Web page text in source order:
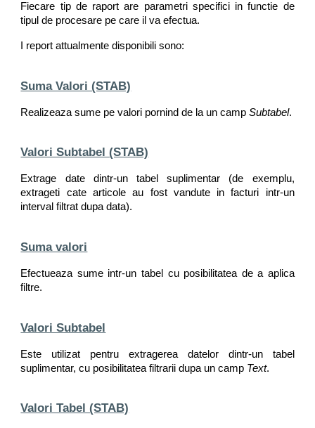
Fiecare tip de raport are parametri specifici in functie de
tipul de procesare pe care il va efectua.
I report attualmente disponibili sono:
Suma Valori (STAB)
Realizeaza sume pe valori pornind de la un campSubtabel.
Valori Subtabel (STAB)
Extrage date dintr-un tabel suplimentar (de exemplu,
extrageti cate articole au fost vandute in facturi intr-un
interval filtrat dupa data).
Suma valori
Efectueaza sume intr-un tabel cu posibilitatea de a aplica
filtre.
Valori Subtabel
Este utilizat pentru extragerea datelor dintr-un tabel
suplimentar, cu posibilitatea filtrarii dupa un camp Text.
Valori Tabel (STAB)